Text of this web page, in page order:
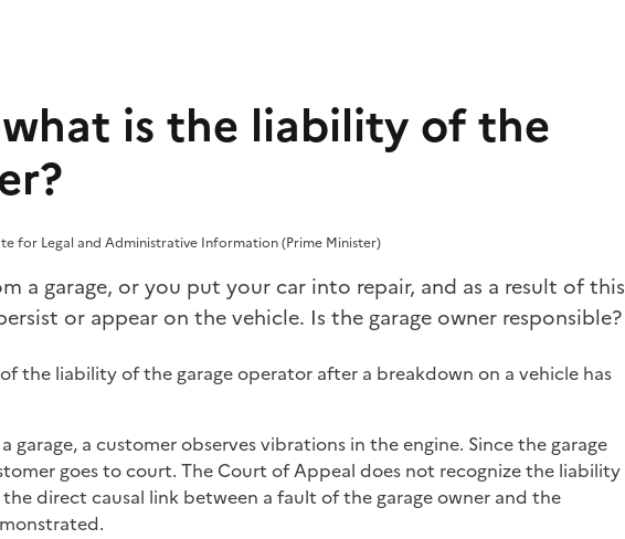
is the liability of the
for Legal and Administrative Information (Prime Minister)
a garage, or you put your car into repair, and as a result of this
or appear on the vehicle. Is the garage owner responsible?
the liability of the garage operator after a breakdown on a vehicle has
garage, a customer observes vibrations in the engine. Since the garage
goes to court. The Court of Appeal does not recognize the liability
direct causal link between a fault of the garage owner and the